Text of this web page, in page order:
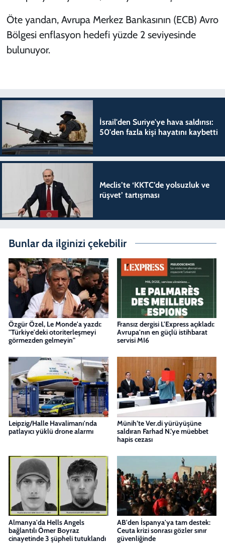
Öte yandan, Avrupa Merkez Bankasının (ECB) Avro
Bölgesi enflasyon hedefi yüzde 2 seviyesinde
bulunuyor.​​​​​​​
İsrail'den Suriye'ye hava saldırısı:
50'den fazla kişi hayatını kaybetti
Meclis’te ‘KKTC’de yolsuzluk ve
rüşvet’ tartışması
Bunlar da ilginizi çekebilir
Özgür Özel, Le Monde'a yazdı:
"Türkiye'deki otoriterleşmeyi
görmezden gelmeyin"
Fransız dergisi L'Express açıkladı:
Avrupa'nın en güçlü istihbarat
servisi MI6
Leipzig/Halle Havalimanı'nda
patlayıcı yüklü drone alarmı
Münih’te Ver.di yürüyüşüne
saldıran Farhad N.’ye müebbet
hapis cezası
Almanya'da Hells Angels
bağlantılı Ömer Boyraz
cinayetinde 3 şüpheli tutuklandı
AB'den İspanya'ya tam destek:
Ceuta krizi sonrası gözler sınır
güvenliğinde